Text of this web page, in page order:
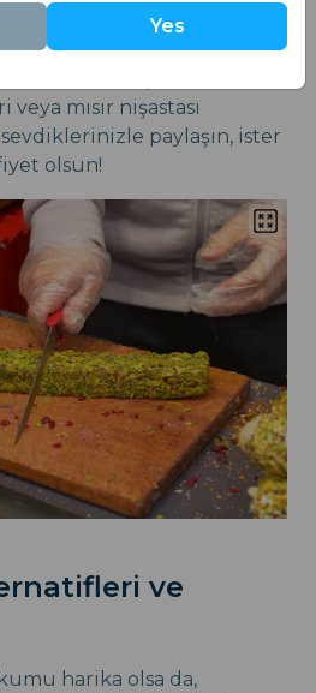
kareler halinde
mısır nişastası
paylaşın, ister
olsun!
ve
harika olsa da,
Yes